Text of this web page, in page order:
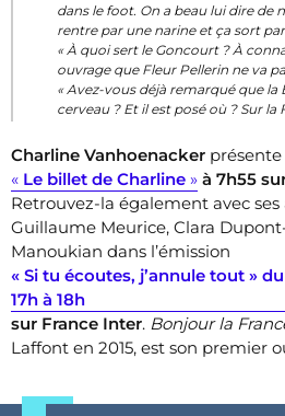
dans le foot. On a beau lui dire de
rentre par une narine et ça sort par
« À quoi sert le Goncourt ? À
ouvrage que Fleur Pellerin ne va
« Avez-vous déjà remarqué que la
cerveau ? Et il est posé où ? Sur la
Charline Vanhoenacker
« Le billet de Charline » à 7h55
Retrouvez-la également avec
Guillaume Meurice, Clara
Manoukian dans l’émission
« Si tu écoutes, j’annule tout »
17h à 18h
sur France Inter. Bonjour la
Laffont en 2015, est son premier